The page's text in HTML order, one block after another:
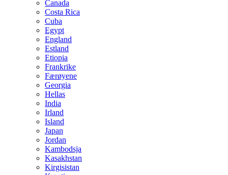
Canada
Costa Rica
Cuba
Egypt
England
Estland
Etiopia
Frankrike
Færøyene
Georgia
Hellas
India
Irland
Island
Japan
Jordan
Kambodsja
Kasakhstan
Kirgisistan